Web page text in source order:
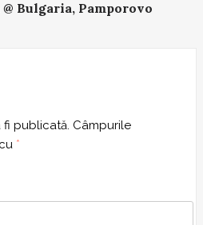
Bulgaria, Pamporovo
fi publicată. Câmpurile
*